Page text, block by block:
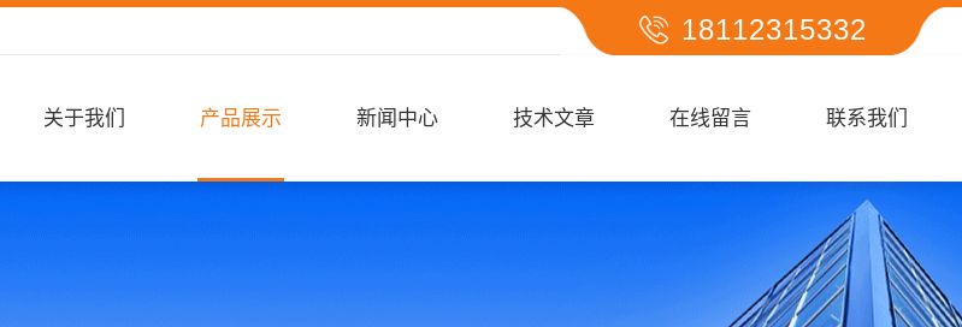
18112315332
关于我们 产品展示 新闻中心 技术文章 在线留言 联系我们